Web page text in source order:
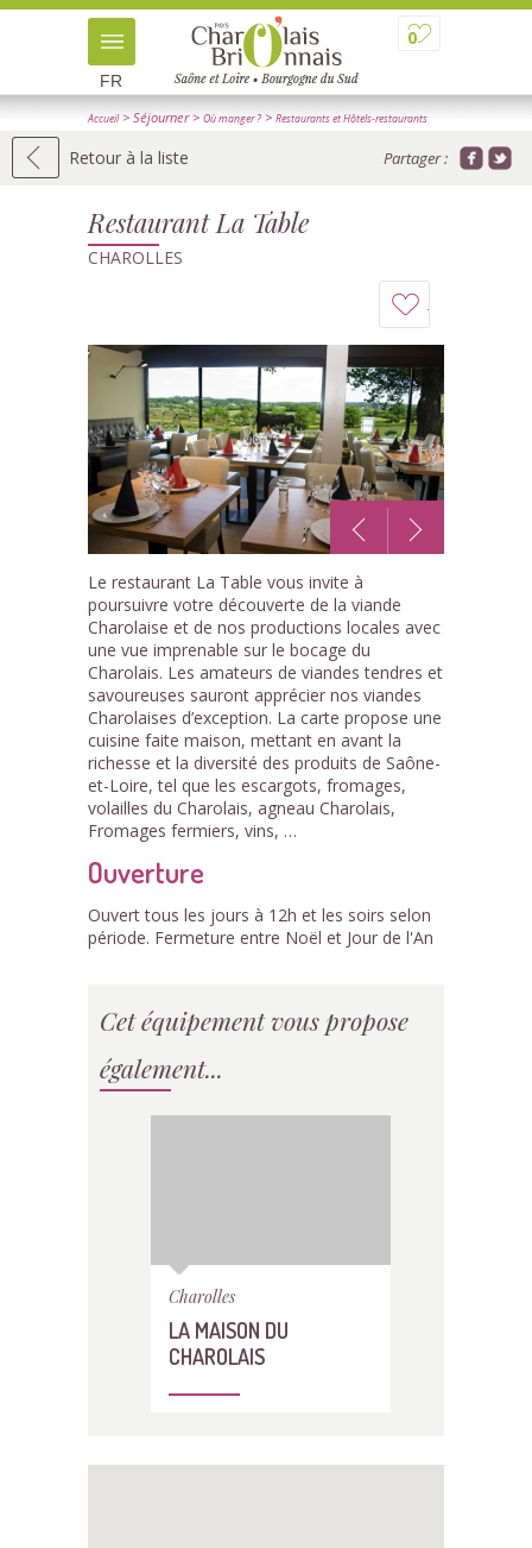
0
FR
Accueil> Séjourner> Où manger ? > Restaurants et Hôtels-restaurants
Retour à la liste Partager :
Restaurant La Table
CHAROLLES
à
mon
carnet
1
Le restaurant La Table vous invite à
poursuivre votre découverte de la viande
Charolaise et de nos productions locales avec
une vue imprenable sur le bocage du
Charolais. Les amateurs de viandes tendres et
savoureuses sauront apprécier nos viandes
Charolaises d’exception. La carte propose une
cuisine faite maison, mettant en avant la
richesse et la diversité des produits de Saône-
et-Loire, tel que les escargots, fromages,
volailles du Charolais, agneau Charolais,
Fromages fermiers, vins, …
Ouverture
Ouvert tous les jours à 12h et les soirs selon
période. Fermeture entre Noël et Jour de l'An
Cet équipement vous propose
également...
Charolles
LA MAISON DU
CHAROLAIS